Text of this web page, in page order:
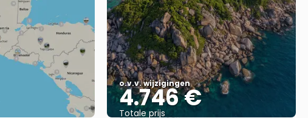
o.v.v. wijzigingen
4.746 €
Totale prijs